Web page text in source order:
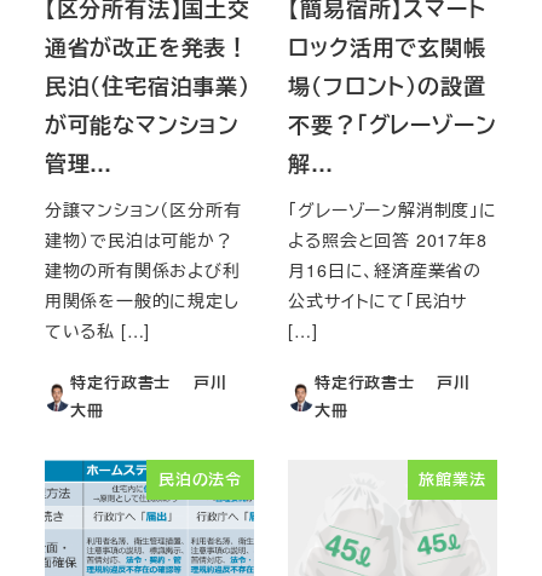
【区分所有法】国土交
通省が改正を発表！
民泊（住宅宿泊事業）
が可能なマンション
管理…
分譲マンション（区分所有
建物）で民泊は可能か？
建物の所有関係および利
用関係を一般的に規定し
ている私 […]
特定行政書士 戸川
大冊
【簡易宿所】スマート
ロック活用で玄関帳
場（フロント）の設置
不要？「グレーゾーン
解…
「グレーゾーン解消制度」に
よる照会と回答 2017年8
月16日に、経済産業省の
公式サイトにて「民泊サ
[…]
特定行政書士 戸川
大冊
民泊の法令 旅館業法